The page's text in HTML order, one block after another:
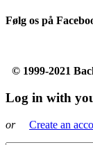
Følg os på
© 1999-2021
Log in with
or Create an